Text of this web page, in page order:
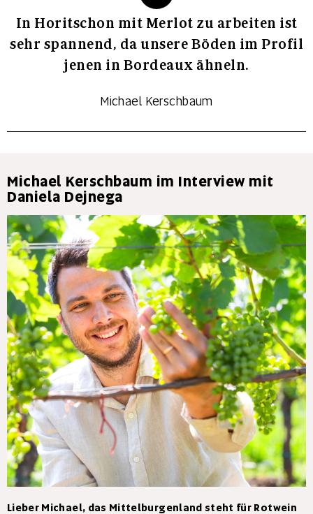
In Horitschon mit Merlot zu arbeiten ist
sehr spannend, da unsere Böden im Profil
jenen in Bordeaux ähneln.
Michael Kerschbaum
Michael Kerschbaum im Interview mit
Daniela Dejnega
Lieber Michael, das Mittelburgenland steht für Rotwein